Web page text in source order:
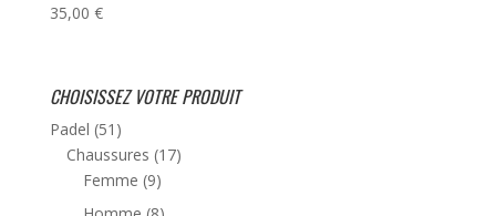
Note
2.76
35,00 €
CHOISISSEZ VOTRE PRODUIT
Padel (51)
Chaussures (17)
Femme (9)